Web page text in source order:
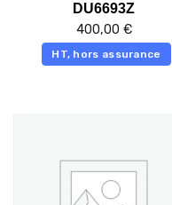
DU6693Z
400,00 €
HT, hors assurance